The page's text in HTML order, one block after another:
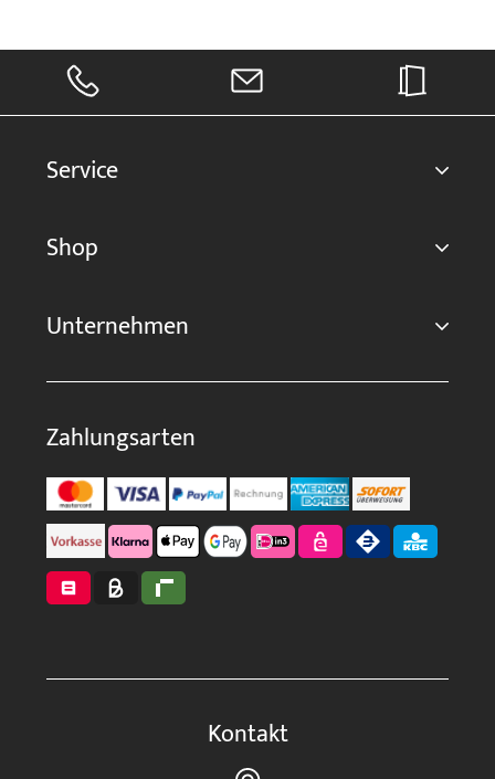
Service
Shop
Unternehmen
Zahlungsarten
Kontakt